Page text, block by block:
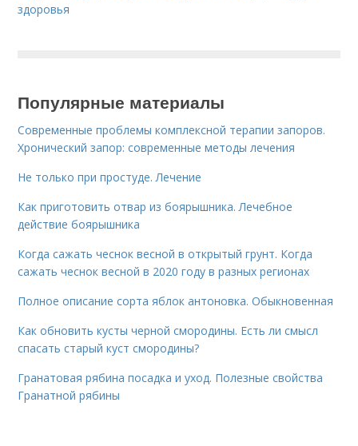
здоровья
Популярные материалы
Современные проблемы комплексной терапии запоров.
Хронический запор: современные методы лечения
Не только при простуде. Лечение
Как приготовить отвар из боярышника. Лечебное
действие боярышника
Когда сажать чеснок весной в открытый грунт. Когда
сажать чеснок весной в 2020 году в разных регионах
Полное описание сорта яблок антоновка. Обыкновенная
Как обновить кусты черной смородины. Есть ли смысл
спасать старый куст смородины?
Гранатовая рябина посадка и уход. Полезные свойства
Гранатной рябины